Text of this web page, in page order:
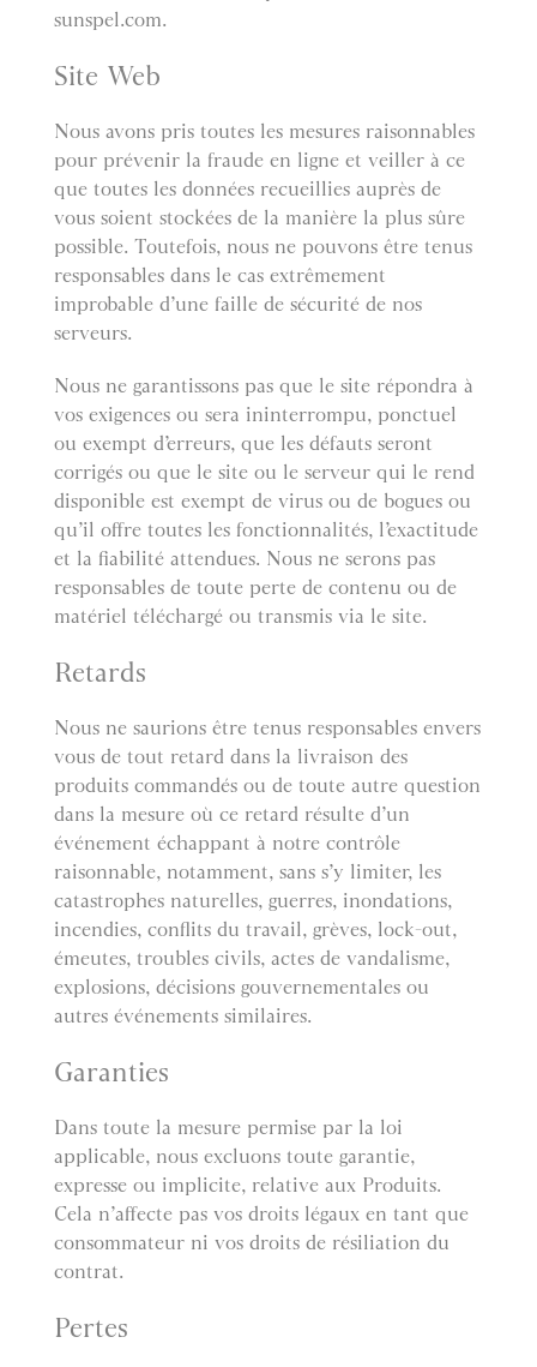
sunspel.com.
Site Web
Nous avons pris toutes les mesures raisonnables
pour prévenir la fraude en ligne et veiller à ce
que toutes les données recueillies auprès de
vous soient stockées de la manière la plus sûre
possible. Toutefois, nous ne pouvons être tenus
responsables dans le cas extrêmement
improbable d’une faille de sécurité de nos
serveurs.
Nous ne garantissons pas que le site répondra à
vos exigences ou sera ininterrompu, ponctuel
ou exempt d’erreurs, que les défauts seront
corrigés ou que le site ou le serveur qui le rend
disponible est exempt de virus ou de bogues ou
qu’il offre toutes les fonctionnalités, l’exactitude
et la fiabilité attendues. Nous ne serons pas
responsables de toute perte de contenu ou de
matériel téléchargé ou transmis via le site.
Retards
Nous ne saurions être tenus responsables envers
vous de tout retard dans la livraison des
produits commandés ou de toute autre question
dans la mesure où ce retard résulte d’un
événement échappant à notre contrôle
raisonnable, notamment, sans s’y limiter, les
catastrophes naturelles, guerres, inondations,
incendies, conflits du travail, grèves, lock-out,
émeutes, troubles civils, actes de vandalisme,
explosions, décisions gouvernementales ou
autres événements similaires.
Garanties
Dans toute la mesure permise par la loi
applicable, nous excluons toute garantie,
expresse ou implicite, relative aux Produits.
Cela n’affecte pas vos droits légaux en tant que
consommateur ni vos droits de résiliation du
contrat.
Pertes